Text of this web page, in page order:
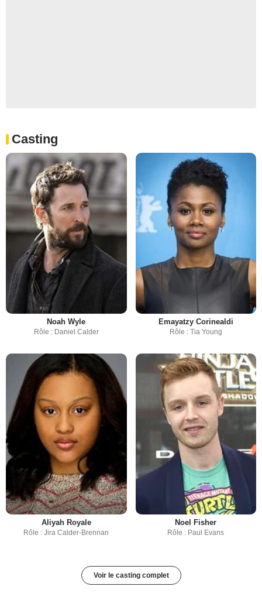
Casting
Noah Wyle
Rôle : Daniel Calder
Emayatzy Corinealdi
Rôle : Tia Young
Aliyah Royale
Rôle : Jira Calder-Brennan
Noel Fisher
Rôle : Paul Evans
Voir le casting complet